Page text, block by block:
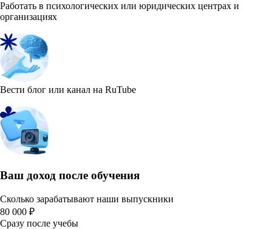
Работать в психологических или юридических центрах и
организациях
Вести блог или канал на RuTube
Ваш доход после обучения
Сколько зарабатывают наши выпускники
80 000 ₽
Сразу после учебы